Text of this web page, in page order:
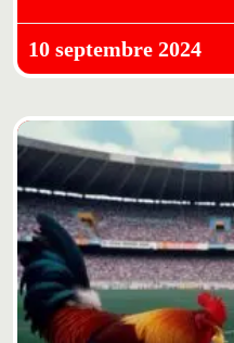
10 septembre 2024